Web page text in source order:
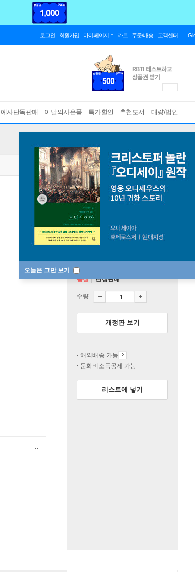
로그인 회원가입 마이페이지 카트 주문/배송 고객센터
예사단독판매 이달의사은품 특가할인 추천도서 대량/법인
오늘은 그만 보기
품절 한정판매
수량
개정판 보기
해외배송 가능
문화비소득공제 가능
리스트에 넣기